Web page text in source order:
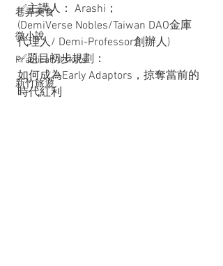
巷弄美食
微小說
Practical AI skills
新竹旅遊
✅主講人： Arashi；
(DemiVerse Nobles/Taiwan DAO金庫
代理人/ Demi-Professor創辦人)
✅題目初步規劃：
如何成為Early Adaptors，掠奪當前的
時代紅利